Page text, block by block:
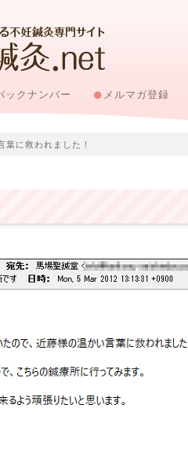
ックナンバー メルマガ登録
葉に救われました！